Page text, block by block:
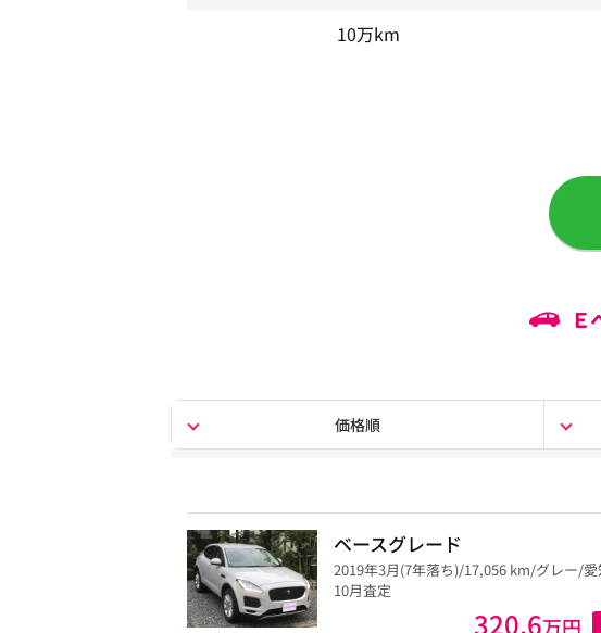
10万km
Ｅ
価格順
ベースグレード
2019年3月(7年落ち)/17,056 km/グレー/
10月査定
320.6万円